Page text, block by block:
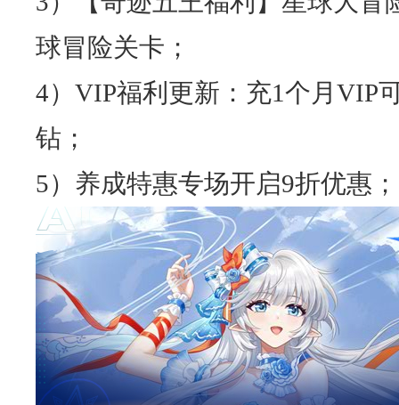
球冒险关卡；
4）VIP福利更新：充1个月VIP
钻；
5）养成特惠专场开启9折优惠；